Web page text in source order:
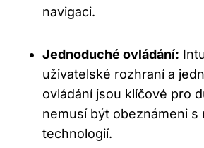
navigaci.
Jednoduché ovládání:
uživatelské rozhraní a
ovládání jsou klíčové pro
nemusí být obeznámeni s
technologií.